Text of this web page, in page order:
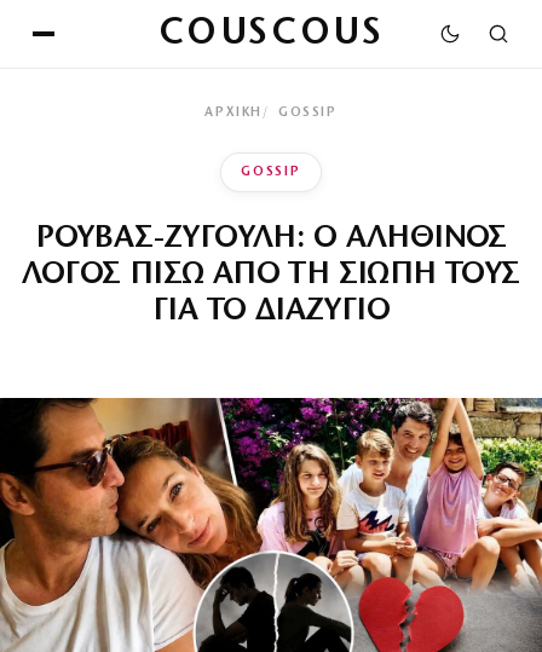
COUSCOUS
ΑΡΧΙΚΉ GOSSIP
GOSSIP
ΡΟΥΒΑΣ-ΖΥΓΟΥΛΗ: Ο ΑΛΗΘΙΝΟΣ
ΛΟΓΟΣ ΠΙΣΩ ΑΠΟ ΤΗ ΣΙΩΠΗ ΤΟΥΣ
ΓΙΑ ΤΟ ΔΙΑΖΥΓΙΟ